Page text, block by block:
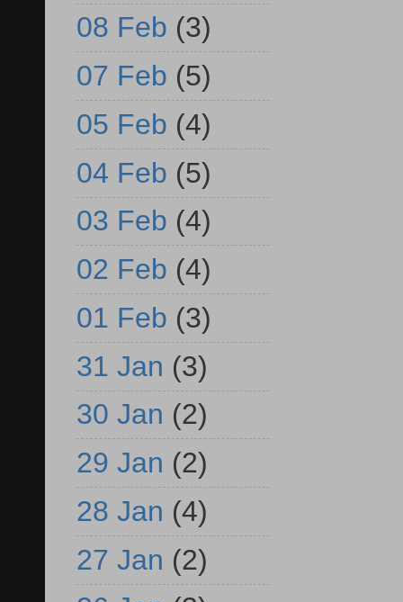
08 Feb (3)
07 Feb (5)
05 Feb (4)
04 Feb (5)
03 Feb (4)
02 Feb (4)
01 Feb (3)
31 Jan (3)
30 Jan (2)
29 Jan (2)
28 Jan (4)
27 Jan (2)